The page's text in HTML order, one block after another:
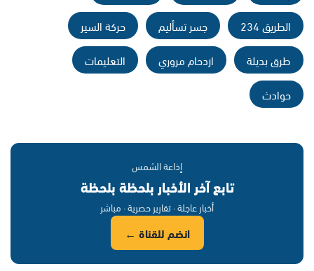
الطريق 234
جسر تسأليم
حركة السير
طرق بديلة
ازدحام مروري
التعليمات
حوادث
إذاعة الشمس
تابع آخر الأخبار بلحظة بلحظة
أخبار عاجلة · تقارير حصرية · مباشر
انضم للقناة ←